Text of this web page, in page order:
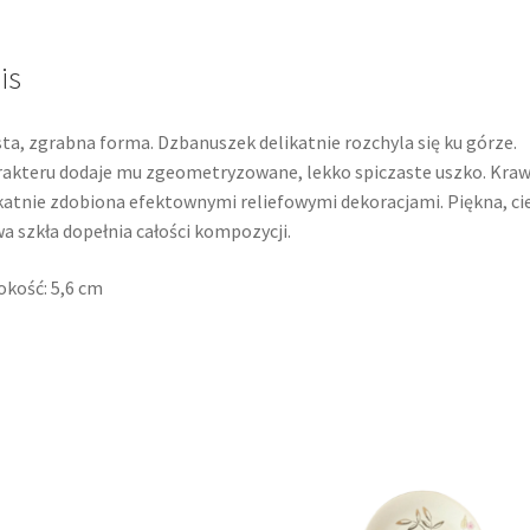
zgrabna forma. Dzbanuszek delikatnie rozchyla się ku górze.
dodaje mu zgeometryzowane, lekko spiczaste uszko.
zdobiona efektownymi reliefowymi dekoracjami. Piękna,
szkła dopełnia całości kompozycji.
5,6 cm